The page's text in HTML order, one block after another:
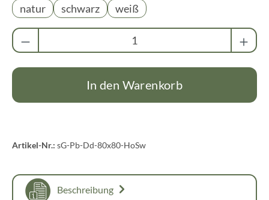
natur schwarz weiß
Produkt Anzahl: Gib den gewünschten Wert
In den Warenkorb
Artikel-Nr.: sG-Pb-Dd-80x80-HoSw
Beschreibung